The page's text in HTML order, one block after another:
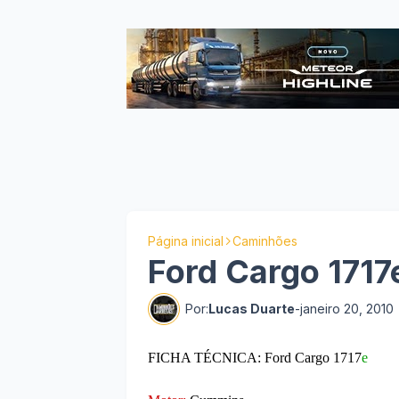
Página inicial Caminhões
Ford Cargo
Por:Lucas Duarte-janeiro 20, 2010
FICHA TÉCNICA: Ford Cargo 1717e